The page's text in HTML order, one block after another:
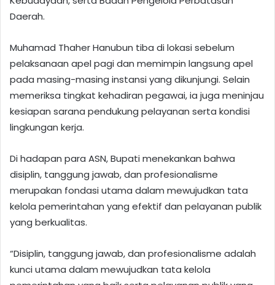
Daerah.
Muhamad Thaher Hanubun tiba di lokasi sebelum
pelaksanaan apel pagi dan memimpin langsung apel
pada masing-masing instansi yang dikunjungi. Selain
memeriksa tingkat kehadiran pegawai, ia juga meninjau
kesiapan sarana pendukung pelayanan serta kondisi
lingkungan kerja.
Di hadapan para ASN, Bupati menekankan bahwa
disiplin, tanggung jawab, dan profesionalisme
merupakan fondasi utama dalam mewujudkan tata
kelola pemerintahan yang efektif dan pelayanan publik
yang berkualitas.
“Disiplin, tanggung jawab, dan profesionalisme adalah
kunci utama dalam mewujudkan tata kelola